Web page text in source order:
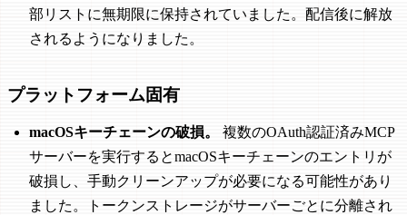
部リストに無期限に保持されていました。配信後に解放
されるようになりました。
プラットフォーム固有
macOSキーチェーンの破損。
複数のOAuth認証済みMCP
サーバーを実行するとmacOSキーチェーンのエントリが
破損し、手動クリーンアップが必要になる可能性があり
ました。トークンストレージがサーバーごとに分離され